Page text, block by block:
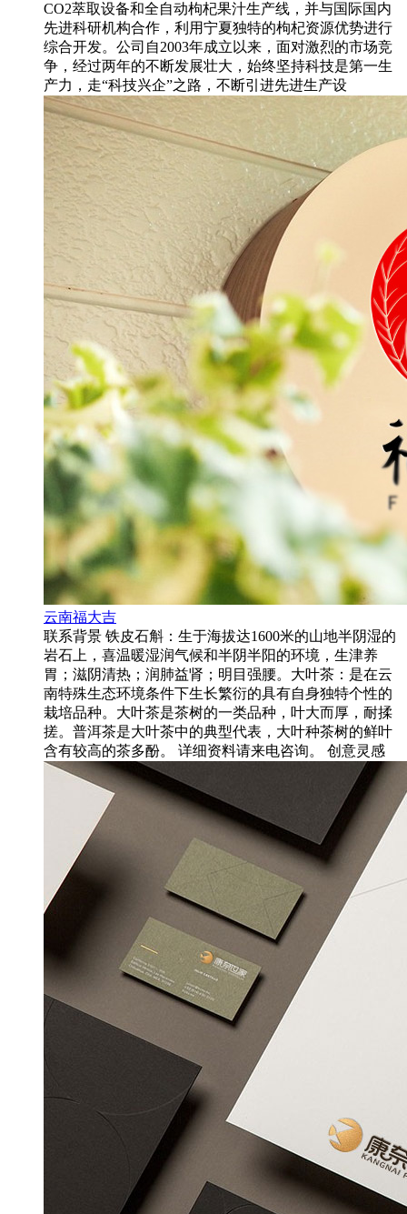
CO2萃取设备和全自动枸杞果汁生产线，并与国际国内
先进科研机构合作，利用宁夏独特的枸杞资源优势进行
综合开发。公司自2003年成立以来，面对激烈的市场竞
争，经过两年的不断发展壮大，始终坚持科技是第一生
产力，走“科技兴企”之路，不断引进先进生产设
云南福大吉
联系背景 铁皮石斛：生于海拔达1600米的山地半阴湿的
岩石上，喜温暖湿润气候和半阴半阳的环境，生津养
胃；滋阴清热；润肺益肾；明目强腰。大叶茶：是在云
南特殊生态环境条件下生长繁衍的具有自身独特个性的
栽培品种。大叶茶是茶树的一类品种，叶大而厚，耐揉
搓。普洱茶是大叶茶中的典型代表，大叶种茶树的鲜叶
含有较高的茶多酚。 详细资料请来电咨询。 创意灵感